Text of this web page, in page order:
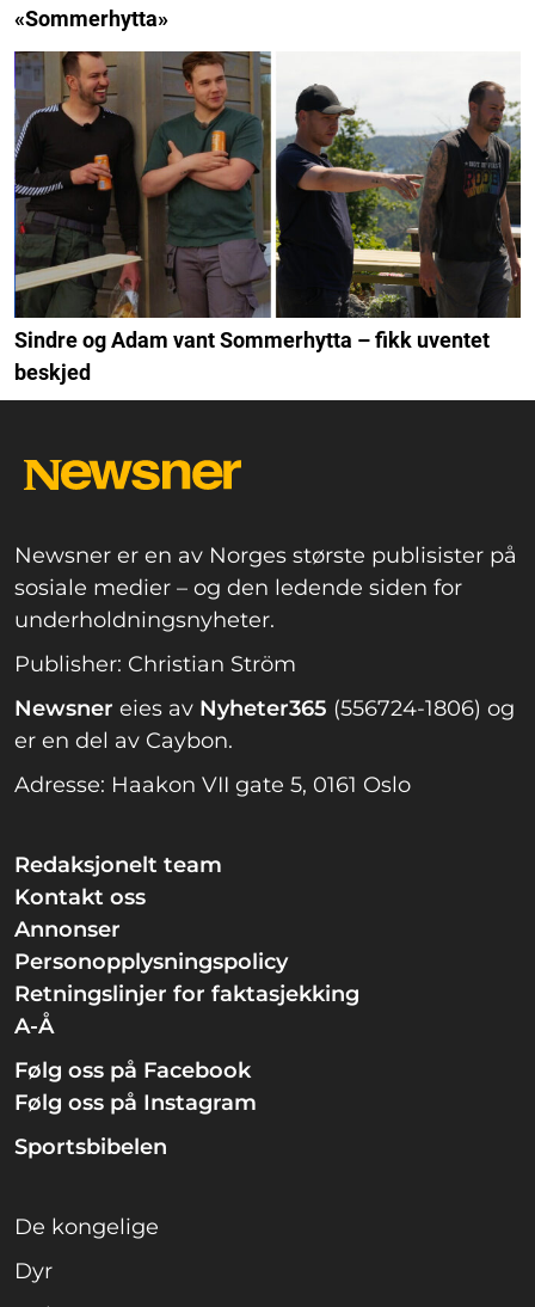
«Sommerhytta»
Sindre og Adam vant Sommerhytta – fikk uventet
beskjed
Newsner er en av Norges største publisister på
sosiale medier – og den ledende siden for
underholdningsnyheter.
Publisher: Christian Ström
Newsner eies av Nyheter365 (556724-1806) og
er en del av Caybon.
Adresse: Haakon VII gate 5, 0161 Oslo
Redaksjonelt team
Kontakt oss
Annonser
Personopplysningspolicy
Retningslinjer for faktasjekking
A-Å
Følg oss på Facebook
Følg oss på Instagram
Sportsbibelen
De kongelige
Dyr